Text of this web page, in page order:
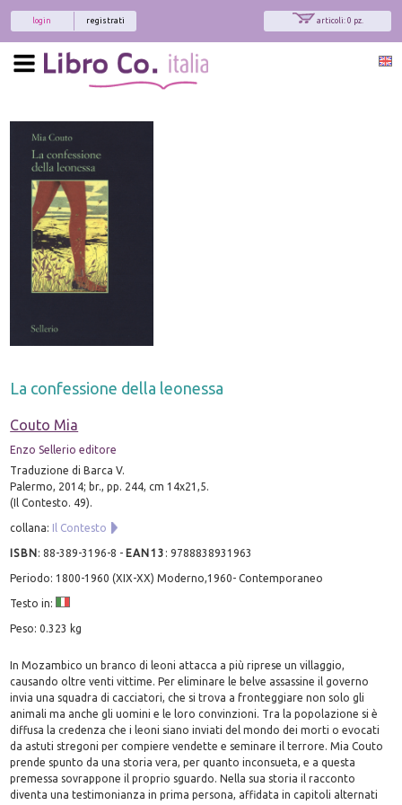
articoli: 0 pz.
registrati
login
La confessione della leonessa
Couto Mia
Enzo Sellerio editore
Traduzione di Barca V.
Palermo, 2014; br., pp. 244, cm 14x21,5.
(Il Contesto. 49).
collana: Il Contesto
ISBN:88-389-3196-8 - EAN13 :9788838931963
Periodo: 1800-1960 (XIX-XX) Moderno,1960- Contemporaneo
Testo in:
Peso: 0.323 kg
In Mozambico un branco di leoni attacca a più riprese un villaggio,
causando oltre venti vittime. Per eliminare le belve assassine il governo
invia una squadra di cacciatori, che si trova a fronteggiare non solo gli
animali ma anche gli uomini e le loro convinzioni. Tra la popolazione si è
diffusa la credenza che i leoni siano inviati del mondo dei morti o evocati
da astuti stregoni per compiere vendette e seminare il terrore. Mia Couto
prende spunto da una storia vera, per quanto inconsueta, e a questa
premessa sovrappone il proprio sguardo. Nella sua storia il racconto
diventa una testimonianza in prima persona, affidata in capitoli alternati